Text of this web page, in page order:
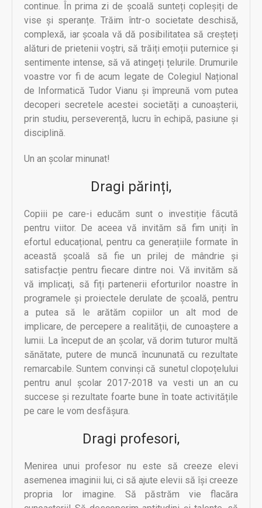
continue. În prima zi de școală sunteți copleșiți de
vise și speranțe. Trăim într-o societate deschisă,
complexă, iar școala vă dă posibilitatea să creșteți
alături de prietenii voștri, să trăiți emoții puternice și
sentimente intense, să vă atingeți țelurile. Drumurile
voastre vor fi de acum legate de Colegiul Național
de Informatică Tudor Vianu și împreună vom putea
decoperi secretele acestei societăți a cunoașterii,
prin studiu, perseverență, lucru în echipă, pasiune și
disciplină.
Un an școlar minunat!
Dragi părinți,
Copiii pe care-i educăm sunt o investiție făcută
pentru viitor. De aceea vă invităm să fim uniți în
efortul educațional, pentru ca generațiile formate în
această școală să fie un prilej de mândrie și
satisfacție pentru fiecare dintre noi. Vă invităm să
vă implicați, să fiți partenerii eforturilor noastre în
programele și proiectele derulate de școală, pentru
a putea să le arătăm copiilor un alt mod de
implicare, de percepere a realității, de cunoaștere a
lumii. La început de an școlar, vă dorim tuturor multă
sănătate, putere de muncă încununată cu rezultate
remarcabile. Suntem convinși că sunetul clopoțelului
pentru anul școlar 2017-2018 va vesti un an cu
succese și rezultate foarte bune în toate activitățile
pe care le vom desfășura.
Dragi profesori,
Menirea unui profesor nu este să creeze elevi
asemenea imaginii lui, ci să ajute elevii să își creeze
propria lor imagine.
Să păstrăm vie flacăra